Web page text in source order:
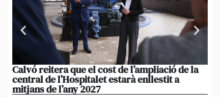
Calvó reitera que el cost de l’ampliació de la
central de l’Hospitalet estarà enllestit a
mitjans de l’any 2027